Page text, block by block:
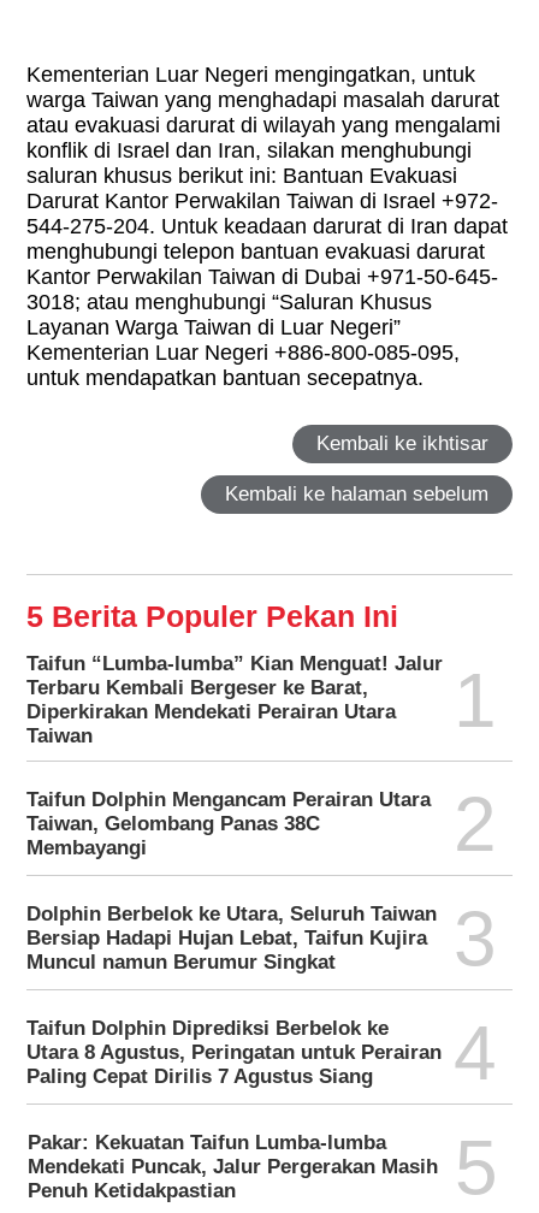
Kementerian Luar Negeri mengingatkan, untuk
warga Taiwan yang menghadapi masalah darurat
atau evakuasi darurat di wilayah yang mengalami
konflik di Israel dan Iran, silakan menghubungi
saluran khusus berikut ini: Bantuan Evakuasi
Darurat Kantor Perwakilan Taiwan di Israel +972-
544-275-204. Untuk keadaan darurat di Iran dapat
menghubungi telepon bantuan evakuasi darurat
Kantor Perwakilan Taiwan di Dubai +971-50-645-
3018; atau menghubungi “Saluran Khusus
Layanan Warga Taiwan di Luar Negeri”
Kementerian Luar Negeri +886-800-085-095,
untuk mendapatkan bantuan secepatnya.
Kembali ke ikhtisar
Kembali ke halaman sebelum
5 Berita Populer Pekan Ini
Taifun “Lumba-lumba” Kian Menguat! Jalur
Terbaru Kembali Bergeser ke Barat,
Diperkirakan Mendekati Perairan Utara
Taiwan
1
Taifun Dolphin Mengancam Perairan Utara
Taiwan, Gelombang Panas 38C
Membayangi
2
Dolphin Berbelok ke Utara, Seluruh Taiwan
Bersiap Hadapi Hujan Lebat, Taifun Kujira
Muncul namun Berumur Singkat
3
Taifun Dolphin Diprediksi Berbelok ke
Utara 8 Agustus, Peringatan untuk Perairan
Paling Cepat Dirilis 7 Agustus Siang
4
Pakar: Kekuatan Taifun Lumba-lumba
Mendekati Puncak, Jalur Pergerakan Masih
Penuh Ketidakpastian
5